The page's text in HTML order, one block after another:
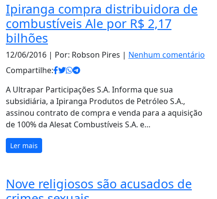
Ipiranga compra distribuidora de
combustíveis Ale por R$ 2,17
bilhões
12/06/2016 | Por: Robson Pires | Nenhum comentário
Compartilhe:
A Ultrapar Participações S.A. Informa que sua
subsidiária, a Ipiranga Produtos de Petróleo S.A.,
assinou contrato de compra e venda para a aquisição
de 100% da Alesat Combustíveis S.A. e…
Ler mais
Nove religiosos são acusados de